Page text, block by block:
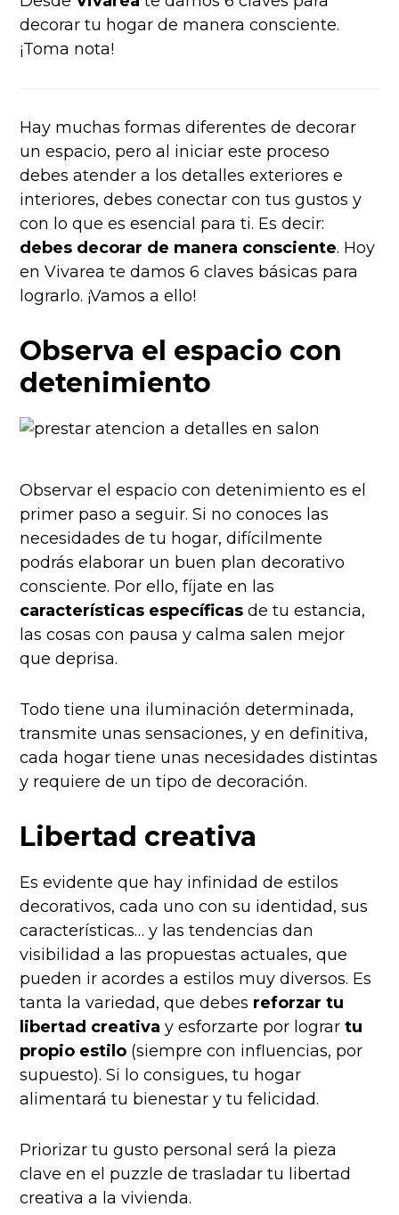
decorar tu hogar de manera consciente.
¡Toma nota!
Hay muchas formas diferentes de decorar
un espacio, pero al iniciar este proceso
debes atender a los detalles exteriores e
interiores, debes conectar con tus gustos y
con lo que es esencial para ti. Es decir:
debes decorar de manera consciente. Hoy
en Vivarea te damos 6 claves básicas para
lograrlo. ¡Vamos a ello!
Observa el espacio con
detenimiento
Observar el espacio con detenimiento es el
primer paso a seguir. Si no conoces las
necesidades de tu hogar, difícilmente
podrás elaborar un buen plan decorativo
consciente. Por ello, fíjate en las
características específicas de tu estancia,
las cosas con pausa y calma salen mejor
que deprisa.
Todo tiene una iluminación determinada,
transmite unas sensaciones, y en definitiva,
cada hogar tiene unas necesidades distintas
y requiere de un tipo de decoración.
Libertad creativa
Es evidente que hay infinidad de estilos
decorativos, cada uno con su identidad, sus
características… y las tendencias dan
visibilidad a las propuestas actuales, que
pueden ir acordes a estilos muy diversos. Es
tanta la variedad, que debes reforzar tu
libertad creativa y esforzarte por logrartu
propio estilo (siempre con influencias, por
supuesto). Si lo consigues, tu hogar
alimentará tu bienestar y tu felicidad.
Priorizar tu gusto personal será la pieza
clave en el puzzle de trasladar tu libertad
creativa a la vivienda.